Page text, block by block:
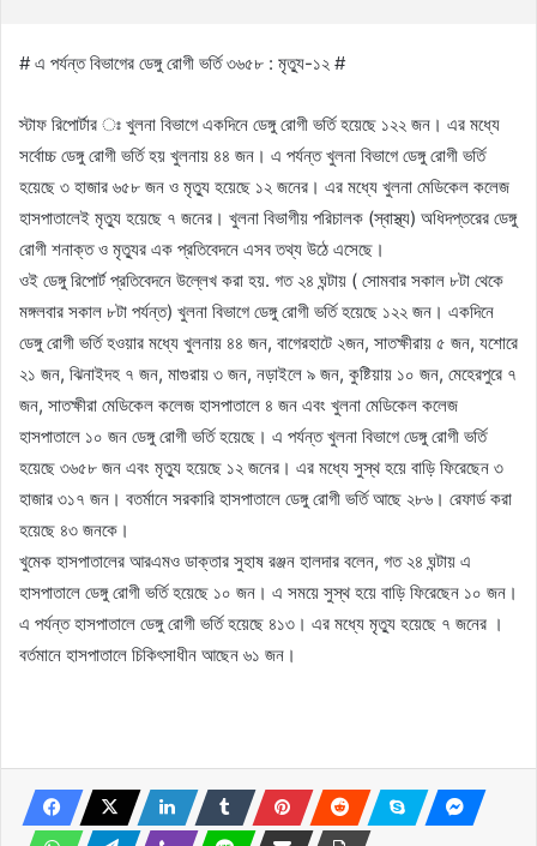
# এ পর্যন্ত বিভাগের ডেঙ্গু রোগী ভর্তি ৩৬৫৮ : মৃত্যু-১২ #
স্টাফ রিপোর্টার ঃ খুলনা বিভাগে একদিনে ডেঙ্গু রোগী ভর্তি হয়েছে ১২২ জন। এর মধ্যে
সর্বোচ্চ ডেঙ্গু রোগী ভর্তি হয় খুলনায় ৪৪ জন। এ পর্যন্ত খুলনা বিভাগে ডেঙ্গু রোগী ভর্তি
হয়েছে ৩ হাজার ৬৫৮ জন ও মৃত্যু হয়েছে ১২ জনের। এর মধ্যে খুলনা মেডিকেল কলেজ
হাসপাতালেই মৃত্যু হয়েছে ৭ জনের। খুলনা বিভাগীয় পরিচালক (স্বাস্থ্য) অধিদপ্তরের ডেঙ্গু
রোগী শনাক্ত ও মৃত্যুর এক প্রতিবেদনে এসব তথ্য উঠে এসেছে।
ওই ডেঙ্গু রিপোর্ট প্রতিবেদনে উল্লেখ করা হয়. গত ২৪ ঘন্টায় ( সোমবার সকাল ৮টা থেকে
মঙ্গলবার সকাল ৮টা পর্যন্ত) খুলনা বিভাগে ডেঙ্গু রোগী ভর্তি হয়েছে ১২২ জন। একদিনে
ডেঙ্গু রোগী ভর্তি হওয়ার মধ্যে খুলনায় ৪৪ জন, বাগেরহাটে ২জন, সাতক্ষীরায় ৫ জন, যশোরে
২১ জন, ঝিনাইদহ ৭ জন, মাগুরায় ৩ জন, নড়াইলে ৯ জন, কুষ্টিয়ায় ১০ জন, মেহেরপুরে ৭
জন, সাতক্ষীরা মেডিকেল কলেজ হাসপাতালে ৪ জন এবং খুলনা মেডিকেল কলেজ
হাসপাতালে ১০ জন ডেঙ্গু রোগী ভর্তি হয়েছে। এ পর্যন্ত খুলনা বিভাগে ডেঙ্গু রোগী ভর্তি
হয়েছে ৩৬৫৮ জন এবং মৃত্যু হয়েছে ১২ জনের। এর মধ্যে সুস্থ হয়ে বাড়ি ফিরেছেন ৩
হাজার ৩১৭ জন। বতর্মানে সরকারি হাসপাতালে ডেঙ্গু রোগী ভর্তি আছে ২৮৬। রেফার্ড করা
হয়েছে ৪৩ জনকে।
খুমেক হাসপাতালের আরএমও ডাক্তার সুহাষ রঞ্জন হালদার বলেন, গত ২৪ ঘন্টায় এ
হাসপাতালে ডেঙ্গু রোগী ভর্তি হয়েছে ১০ জন। এ সময়ে সুস্থ হয়ে বাড়ি ফিরেছেন ১০ জন।
এ পর্যন্ত হাসপাতালে ডেঙ্গু রোগী ভর্তি হয়েছে ৪১৩। এর মধ্যে মৃত্যু হয়েছে ৭ জনের ।
বর্তমানে হাসপাতালে চিকিৎসাধীন আছেন ৬১ জন।